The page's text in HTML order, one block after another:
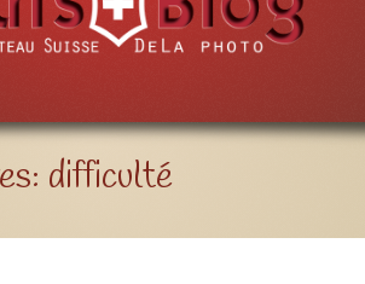
difficulté